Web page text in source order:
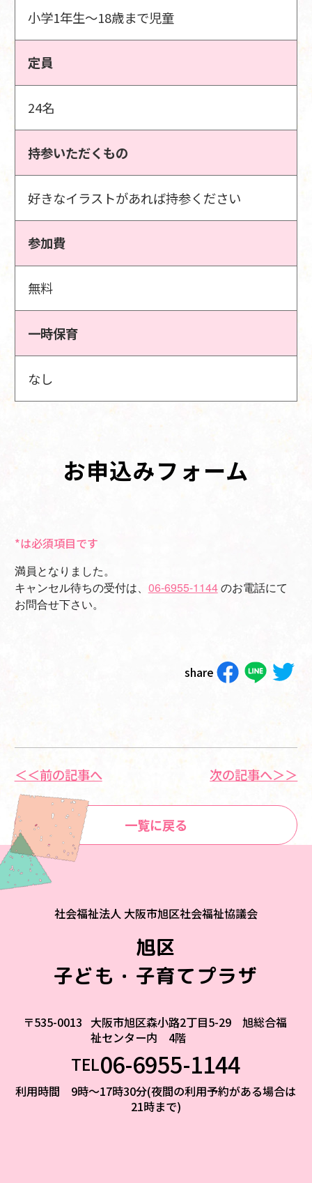
小学1年生～18歳まで児童
定員
24名
持参いただくもの
好きなイラストがあれば持参ください
参加費
無料
一時保育
なし
お申込みフォーム
*は必須項目です
満員となりました。
キャンセル待ちの受付は、 06-6955-1144のお電話にて
お問合せ下さい。
share
＜＜前の記事へ
一覧に戻る
次の記事へ＞＞
社会福祉法人 大阪市旭区社会福祉協議会
旭区
子ども・子育てプラザ
〒535-0013 大阪市旭区森小路2丁目5-29 旭総合福
祉センター内 4階
TEL06-6955-1144
利用時間 9時～17時30分(夜間の利用予約がある場合は
21時まで)